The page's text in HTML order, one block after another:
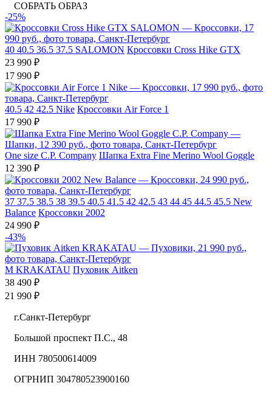
СОБРАТЬ ОБРАЗ
-25%
40 40.5 36.5 37.5 SALOMON Кроссовки Cross Hike GTX
23 990 ₽
17 990 ₽
40.5 42 42.5 Nike Кроссовки Air Force 1
17 990 ₽
One size C.P. Company Шапка Extra Fine Merino Wool Goggle
12 390 ₽
37 37.5 38.5 38 39.5 40.5 41.5 42 42.5 43 44 45 44.5 45.5 New
Balance Кроссовки 2002
24 990 ₽
-43%
M KRAKATAU Пуховик Aitken
38 490 ₽
21 990 ₽
г.Санкт-Петербург
Большой проспект П.С., 48
ИНН 780500614009
ОГРНИП 304780523900160